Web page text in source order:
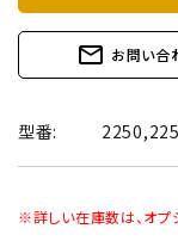
mail_outline お問い合
型番:
※詳しい在庫数は、オプ